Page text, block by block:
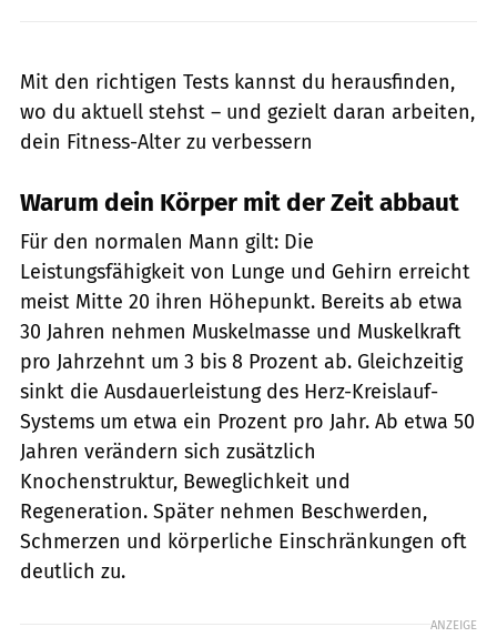
Mit den richtigen Tests kannst du herausfinden,
wo du aktuell stehst – und gezielt daran arbeiten,
dein Fitness-Alter zu verbessern
Warum dein Körper mit der Zeit abbaut
Für den normalen Mann gilt: Die
Leistungsfähigkeit von Lunge und Gehirn erreicht
meist Mitte 20 ihren Höhepunkt. Bereits ab etwa
30 Jahren nehmen Muskelmasse und Muskelkraft
pro Jahrzehnt um 3 bis 8 Prozent ab. Gleichzeitig
sinkt die Ausdauerleistung des Herz-Kreislauf-
Systems um etwa ein Prozent pro Jahr. Ab etwa 50
Jahren verändern sich zusätzlich
Knochenstruktur, Beweglichkeit und
Regeneration. Später nehmen Beschwerden,
Schmerzen und körperliche Einschränkungen oft
deutlich zu.
ANZEIGE